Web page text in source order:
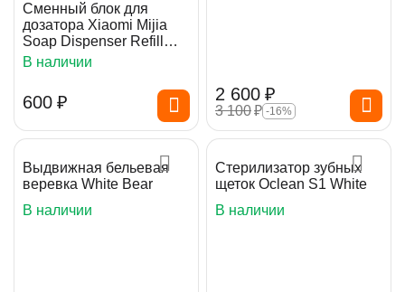
Сменный блок для
дозатора Xiaomi Mijia
Soap Dispenser Refill
Pink
В наличии
‍600‍ ₽ 2 600 ₽
3 100₽ -16%
Выдвижная бельевая
веревка White Bear
В наличии
Стерилизатор зубных
щеток Oclean S1 White
В наличии